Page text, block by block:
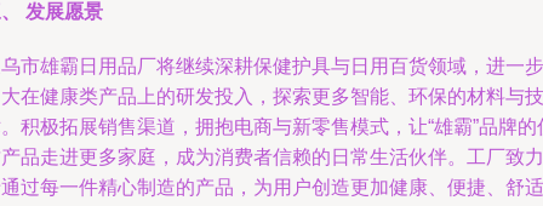
发展愿景
市雄霸日用品厂将继续深耕保健护具与日用百货领域，进一步
在健康类产品上的研发投入，探索更多智能、环保的材料与技
积极拓展销售渠道，拥抱电商与新零售模式，让“雄霸”品牌的
品走进更多家庭，成为消费者信赖的日常生活伙伴。工厂致力
过每一件精心制造的产品，为用户创造更加健康、便捷、舒适